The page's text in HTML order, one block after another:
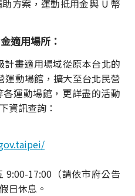
方案，運動抵用金與 U 幣
適用場所：
畫適用場域從原本台北的
運動場館，擴大至台北民營
運動場館，更詳盡的活動
資訊查詢：
9:00-17:00（請依市府公告
日休息。